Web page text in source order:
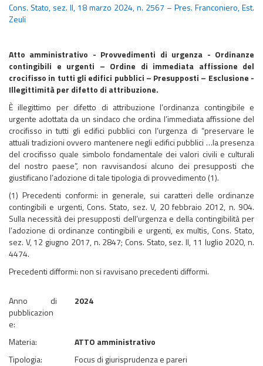
Cons. Stato, sez. II, 18 marzo 2024, n. 2567 – Pres. Franconiero, Est.
Zeuli
Atto amministrativo - Provvedimenti di urgenza - Ordinanze
contingibili e urgenti – Ordine di immediata affissione del
crocifisso in tutti gli edifici pubblici – Presupposti – Esclusione -
Illegittimità per difetto di attribuzione.
È illegittimo per difetto di attribuzione l’ordinanza contingibile e
urgente adottata da un sindaco che ordina l’immediata affissione del
crocifisso in tutti gli edifici pubblici con l’urgenza di “preservare le
attuali tradizioni ovvero mantenere negli edifici pubblici …la presenza
del crocifisso quale simbolo fondamentale dei valori civili e culturali
del nostro paese”, non ravvisandosi alcuno dei presupposti che
giustificano l’adozione di tale tipologia di provvedimento (1).
(1) Precedenti conformi: in generale, sui caratteri delle ordinanze
contingibili e urgenti, Cons. Stato, sez. V, 20 febbraio 2012, n. 904.
Sulla necessità dei presupposti dell’urgenza e della contingibilità per
l’adozione di ordinanze contingibili e urgenti, ex multis, Cons. Stato,
sez. V, 12 giugno 2017, n. 2847; Cons. Stato, sez. II, 11 luglio 2020, n.
4474.
Precedenti difformi: non si ravvisano precedenti difformi.
Anno di
pubblicazion
e:
2024
Materia:
ATTO amministrativo
Tipologia:
Focus di giurisprudenza e pareri